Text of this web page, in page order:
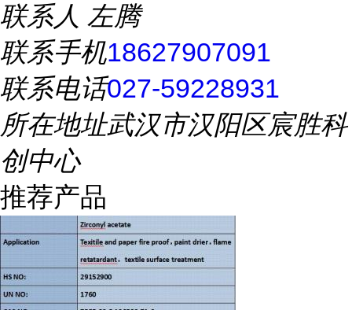
联系人 左腾
联系手机18627907091
联系电话027-59228931
所在地址武汉市汉阳区宸胜科
创中心
推荐产品